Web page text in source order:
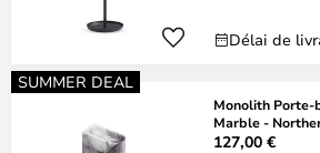
Délai de
SUMMER DEAL
Monolith Porte-
Marble -
127,00 €